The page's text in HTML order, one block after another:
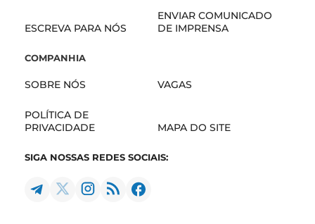
ESCREVA PARA NÓS
ENVIAR COMUNICADO
DE IMPRENSA
COMPANHIA
SOBRE NÓS VAGAS
POLÍTICA DE
PRIVACIDADE
MAPA DO SITE
SIGA NOSSAS REDES SOCIAIS: